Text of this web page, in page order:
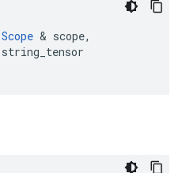
Scope & scope,
string_tensor